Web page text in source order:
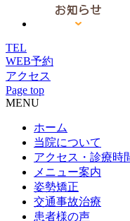
TEL
WEB予約
アクセス
Page top
MENU
ホーム
当院について
アクセス・診療時
メニュー案内
姿勢矯正
交通事故治療
患者様の声